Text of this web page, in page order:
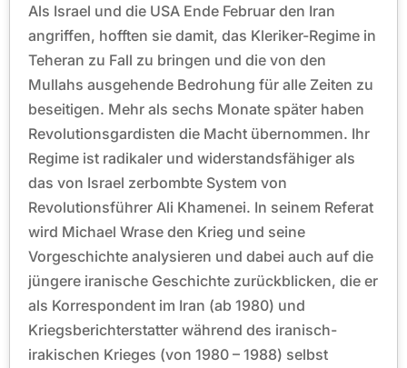
Als Israel und die USA Ende Februar den Iran
angriffen, hofften sie damit, das Kleriker-Regime in
Teheran zu Fall zu bringen und die von den
Mullahs ausgehende Bedrohung für alle Zeiten zu
beseitigen. Mehr als sechs Monate später haben
Revolutionsgardisten die Macht übernommen. Ihr
Regime ist radikaler und widerstandsfähiger als
das von Israel zerbombte System von
Revolutionsführer Ali Khamenei. In seinem Referat
wird Michael Wrase den Krieg und seine
Vorgeschichte analysieren und dabei auch auf die
jüngere iranische Geschichte zurückblicken, die er
als Korrespondent im Iran (ab 1980) und
Kriegsberichterstatter während des iranisch-
irakischen Krieges (von 1980 – 1988) selbst